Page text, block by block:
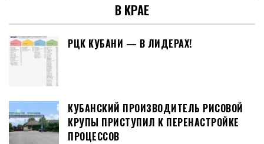
В КРАЕ
РЦК КУБАНИ — В ЛИДЕРАХ!
КУБАНСКИЙ ПРОИЗВОДИТЕЛЬ РИСОВОЙ
КРУПЫ ПРИСТУПИЛ К ПЕРЕНАСТРОЙКЕ
ПРОЦЕССОВ